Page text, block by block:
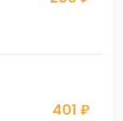
401 ₽